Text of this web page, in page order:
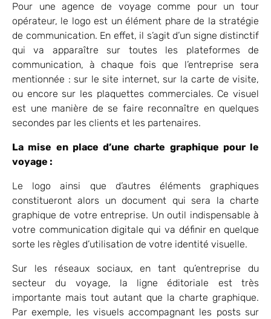
Pour une agence de voyage comme pour un tour
opérateur, le logo est un élément phare de la stratégie
de communication. En effet, il s’agit d’un signe distinctif
qui va apparaître sur toutes les plateformes de
communication, à chaque fois que l’entreprise sera
mentionnée : sur le site internet, sur la carte de visite,
ou encore sur les plaquettes commerciales. Ce visuel
est une manière de se faire reconnaître en quelques
secondes par les clients et les partenaires.
La mise en place d’une charte graphique pour le
voyage :
Le logo ainsi que d’autres éléments graphiques
constitueront alors un document qui sera la charte
graphique de votre entreprise. Un outil indispensable à
votre communication digitale qui va définir en quelque
sorte les règles d’utilisation de votre identité visuelle.
Sur les réseaux sociaux, en tant qu’entreprise du
secteur du voyage, la ligne éditoriale est très
importante mais tout autant que la charte graphique.
Par exemple, les visuels accompagnant les posts sur